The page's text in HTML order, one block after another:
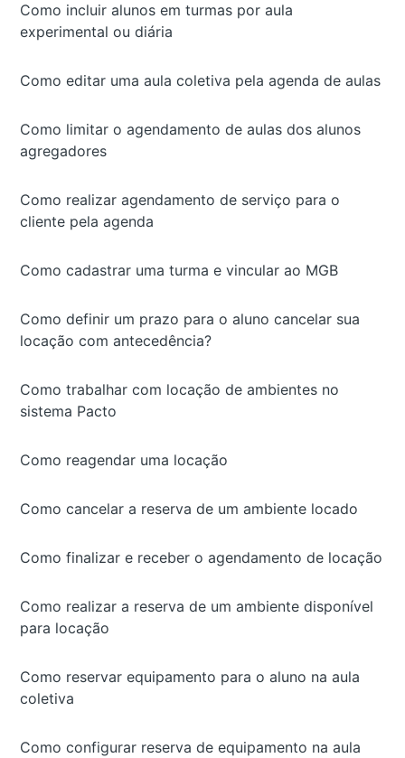
Como incluir alunos em turmas por aula
experimental ou diária
Como editar uma aula coletiva pela agenda de aulas
Como limitar o agendamento de aulas dos alunos
agregadores
Como realizar agendamento de serviço para o
cliente pela agenda
Como cadastrar uma turma e vincular ao MGB
Como definir um prazo para o aluno cancelar sua
locação com antecedência?
Como trabalhar com locação de ambientes no
sistema Pacto
Como reagendar uma locação
Como cancelar a reserva de um ambiente locado
Como finalizar e receber o agendamento de locação
Como realizar a reserva de um ambiente disponível
para locação
Como reservar equipamento para o aluno na aula
coletiva
Como configurar reserva de equipamento na aula